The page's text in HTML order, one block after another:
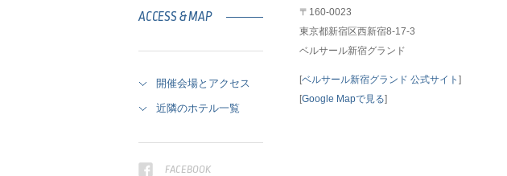
ACCESS & MAP
開催会場とアクセス
近隣のホテル一覧
FACEBOOK
〒160-0023
東京都新宿区西新宿8-17-3
ベルサール新宿グランド
[ベルサール新宿グランド 公式サイト ]
[Google Mapで見る]